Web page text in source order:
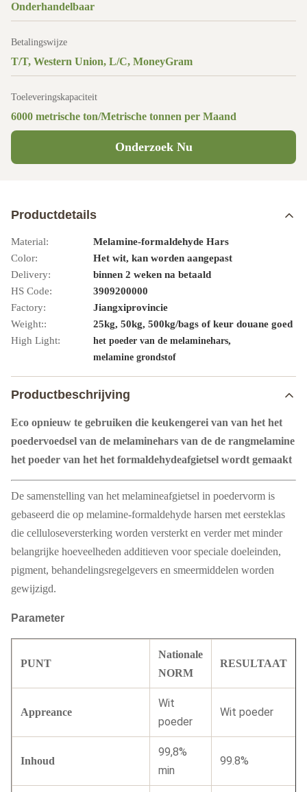
Onderhandelbaar
Betalingswijze
T/T, Western Union, L/C, MoneyGram
Toeleveringskapaciteit
6000 metrische ton/Metrische tonnen per Maand
Onderzoek Nu
Productdetails
Material:
Melamine-formaldehyde Hars
Color:
Het wit, kan worden aangepast
Delivery:
binnen 2 weken na betaald
HS Code:
3909200000
Factory:
Jiangxiprovincie
Weight::
25kg, 50kg, 500kg/bags of keur douane goed
High Light:
het poeder van de melaminehars,
melamine grondstof
Productbeschrijving
Eco opnieuw te gebruiken die keukengerei van van het het
poedervoedsel van de melaminehars van de de rangmelamine
het poeder van het het formaldehydeafgietsel wordt gemaakt
De samenstelling van het melamineafgietsel in poedervorm is
gebaseerd die op melamine-formaldehyde harsen met eersteklas
die celluloseversterking worden versterkt en verder met minder
belangrijke hoeveelheden additieven voor speciale doeleinden,
pigment, behandelingsregelgevers en smeermiddelen worden
gewijzigd.
Parameter
PUNT
Nationale
NORM
RESULTAAT
Appreance
Wit
poeder
Wit poeder
Inhoud
99,8%
min
99.8%